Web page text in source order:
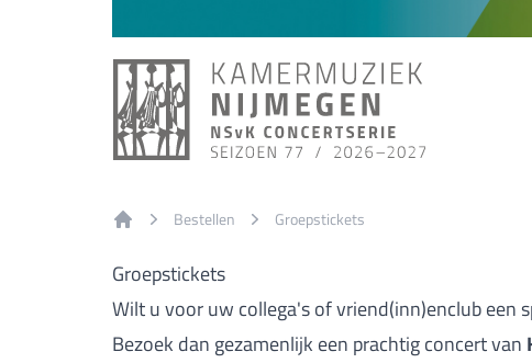
Bestellen Groepstickets
Groepstickets
Wilt u voor uw collega's of vriend(inn)enclub een
Bezoek dan gezamenlijk een prachtig concert van